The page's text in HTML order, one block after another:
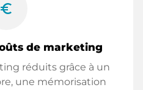
euro_symbol
de marketing
réduits grâce à un
une mémorisation